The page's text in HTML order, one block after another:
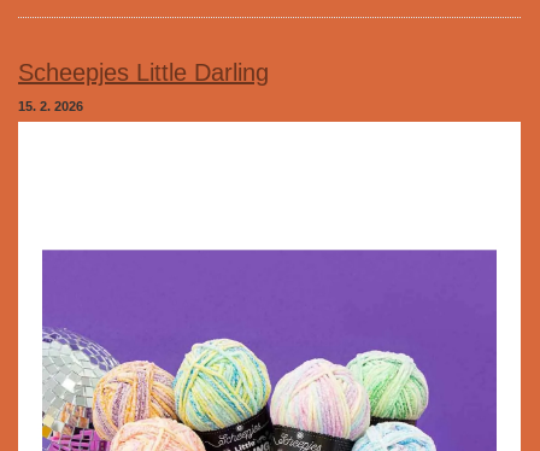
Scheepjes Little Darling
15. 2. 2026